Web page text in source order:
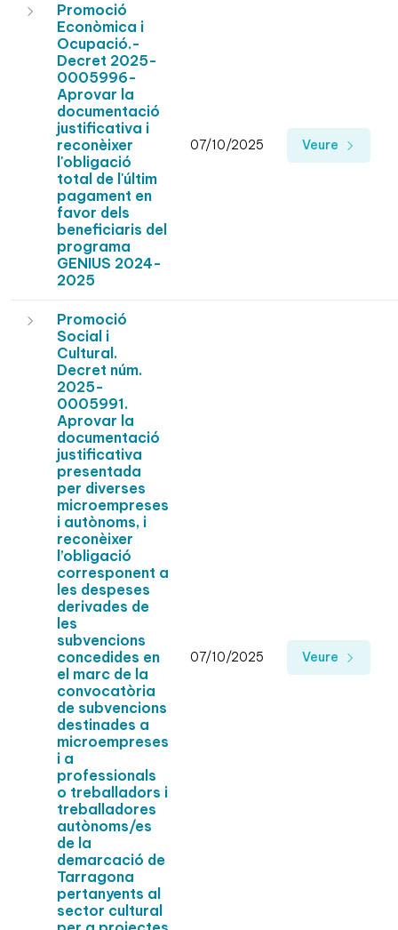
Promoció
Econòmica i
Ocupació.-
Decret 2025-
0005996-
Aprovar la
documentació
justificativa i
reconèixer
l'obligació
total de l'últim
pagament en
favor dels
beneficiaris del
programa
GENIUS 2024-
2025
07/10/2025 Veure
Promoció
Social i
Cultural.
Decret núm.
2025-
0005991.
Aprovar la
documentació
justificativa
presentada
per diverses
microempreses
i autònoms, i
reconèixer
l’obligació
corresponent a
les despeses
derivades de
les
subvencions
concedides en
el marc de la
convocatòria
de subvencions
destinades a
microempreses
i a
professionals
o treballadors i
treballadores
autònoms/es
de la
demarcació de
Tarragona
pertanyents al
sector cultural
07/10/2025 Veure